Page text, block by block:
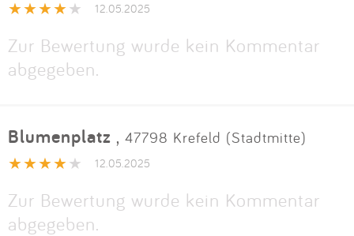
12.05.2025
Zur Bewertung wurde kein Kommentar
abgegeben.
Blumenplatz , 47798 Krefeld (Stadtmitte)
12.05.2025
Zur Bewertung wurde kein Kommentar
abgegeben.